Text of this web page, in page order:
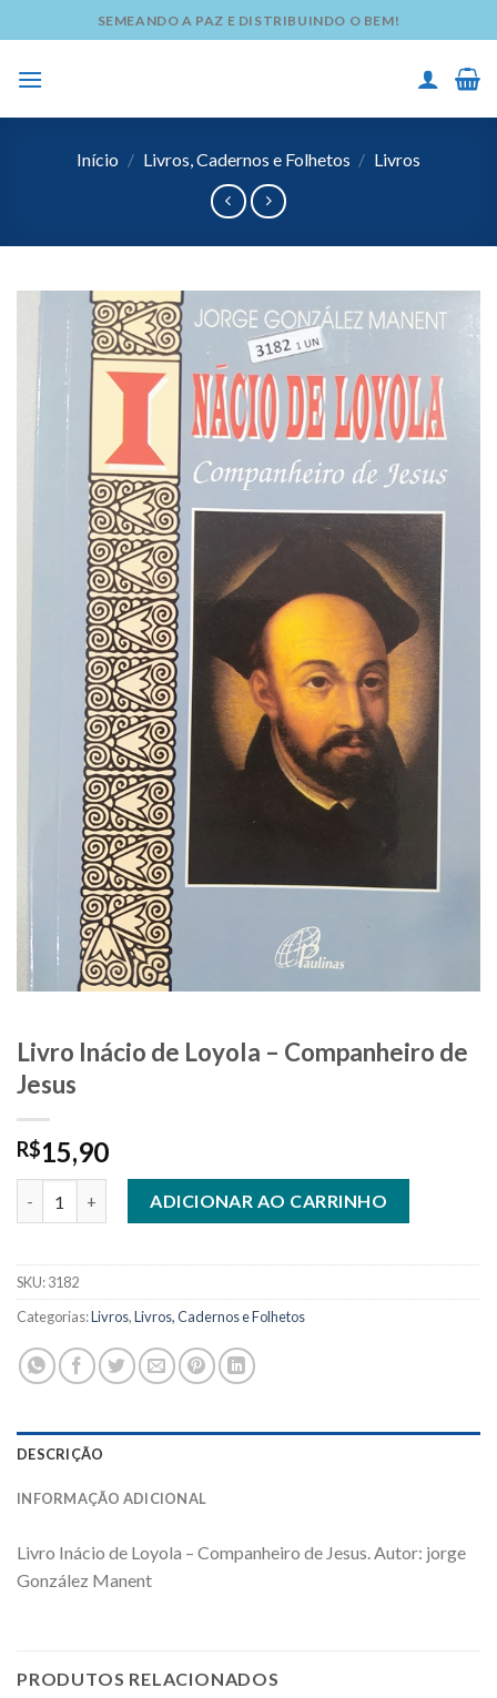
to
content
SEMEANDO A PAZ E DISTRIBUINDO O BEM!
Início / Livros, Cadernos e Folhetos / Livros
Livro Inácio de Loyola – Companheiro de
Jesus
R$15,90
ADICIONAR AO CARRINHO
SKU:3182
Categorias:Livros,Livros, Cadernos e Folhetos
DESCRIÇÃO
INFORMAÇÃO ADICIONAL
Livro Inácio de Loyola – Companheiro de Jesus. Autor: jorge
González Manent
PRODUTOS RELACIONADOS